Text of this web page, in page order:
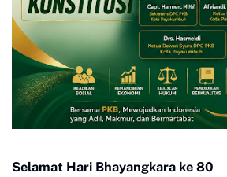
Selamat Hari Bhayangkara ke 80